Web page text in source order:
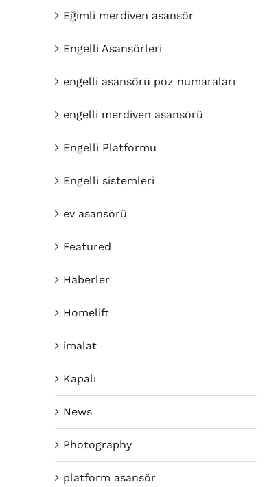
Eğimli merdiven asansör
Engelli Asansörleri
engelli asansörü poz numaraları
engelli merdiven asansörü
Engelli Platformu
Engelli sistemleri
ev asansörü
Featured
Haberler
Homelift
imalat
Kapalı
News
Photography
platform asansör